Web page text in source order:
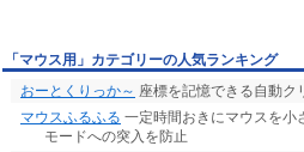
「マウス用」カテゴリーの人気ランキング
おーとくりっか～ 座標を記憶できる自動ク
マウスふるふる 一定時間おきにマウスを小
モードへの突入を防止